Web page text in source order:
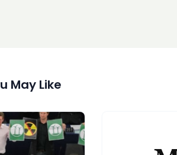
May Like